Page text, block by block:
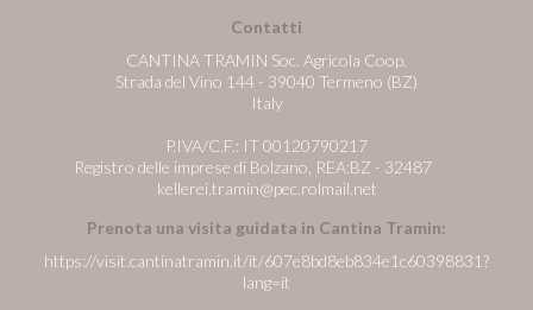
Contatti
CANTINA TRAMIN Soc. Agricola Coop.
Strada del Vino 144 - 39040 Termeno (BZ)
Italy
P.IVA/C.F.: IT 00120790217
Registro delle imprese di Bolzano, REA:BZ - 32487
kellerei.tramin@pec.rolmail.net
Prenota una visita guidata in Cantina Tramin:
https://visit.cantinatramin.it/it/607e8bd8eb834e1c60398831?
lang=it